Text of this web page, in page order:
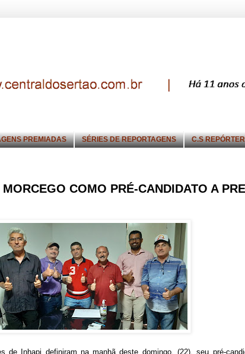
PREMIADAS SÉRIES DE REPORTAGENS C.S
COMO PRÉ-CANDIDATO A
de Inhapi definiram na manhã deste domingo, (22), seu pré-